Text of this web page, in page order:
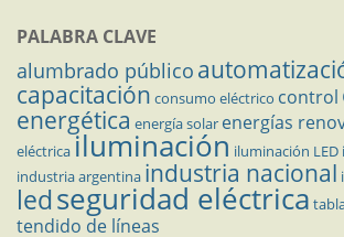
PALABRA CLAVE
alumbrado público
capacitación consumo eléctrico control
energética energía solar energías
eléctricailuminación iluminación LED
industria argentina industria nacional
ledseguridad eléctrica
tendido de líneas